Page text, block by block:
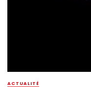
ACTUALITÉ